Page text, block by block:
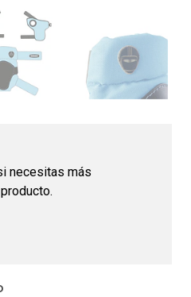
necesitas más